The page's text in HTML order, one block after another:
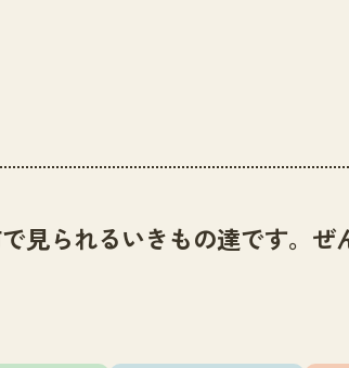
見られるいきもの達です。ぜ